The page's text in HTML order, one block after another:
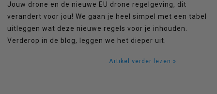
Jouw drone en de nieuwe EU drone regelgeving, dit
verandert voor jou! We gaan je heel simpel met een tabel
uitleggen wat deze nieuwe regels voor je inhouden.
Verderop in de blog, leggen we het dieper uit.
Artikel verder lezen »